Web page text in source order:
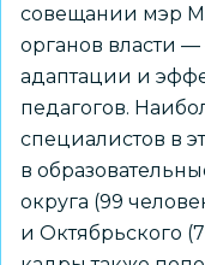
совещании мэр
органов власти —
адаптации и
педагогов.
специалистов в
в
округа (99
и Октябрьского